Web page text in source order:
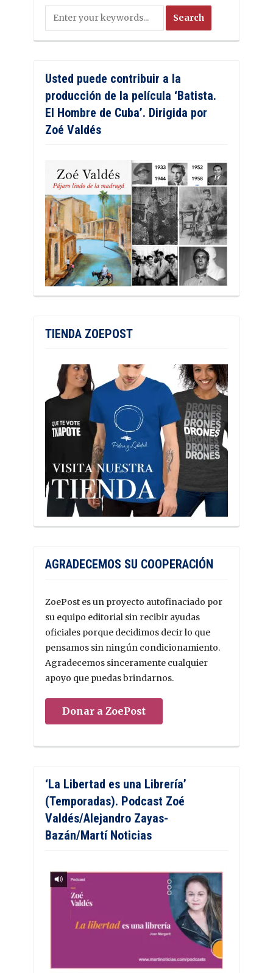
Usted puede contribuir a la
producción de la película ‘Batista.
El Hombre de Cuba’. Dirigida por
Zoé Valdés
TIENDA ZOEPOST
AGRADECEMOS SU COOPERACIÓN
ZoePost es un proyecto autofinaciado por
su equipo editorial sin recibir ayudas
oficiales porque decidimos decir lo que
pensamos sin ningún condicionamiento.
Agradecemos sinceramente cualquier
apoyo que puedas brindarnos.
Donar a ZoePost
‘La Libertad es una Librería’
(Temporadas). Podcast Zoé
Valdés/Alejandro Zayas-
Bazán/Martí Noticias